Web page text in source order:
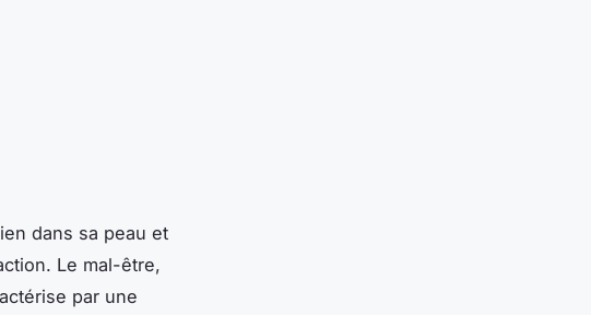
dans sa peau et
Le mal-être,
par une